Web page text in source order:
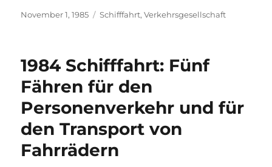
Veröffentlicht
November 1, 1985 Kategorien
Schifffahrt,Verkehrsgesellschaft
1984 Schifffahrt: Fünf
Fähren für den
Personenverkehr und für
den Transport von
Fahrrädern